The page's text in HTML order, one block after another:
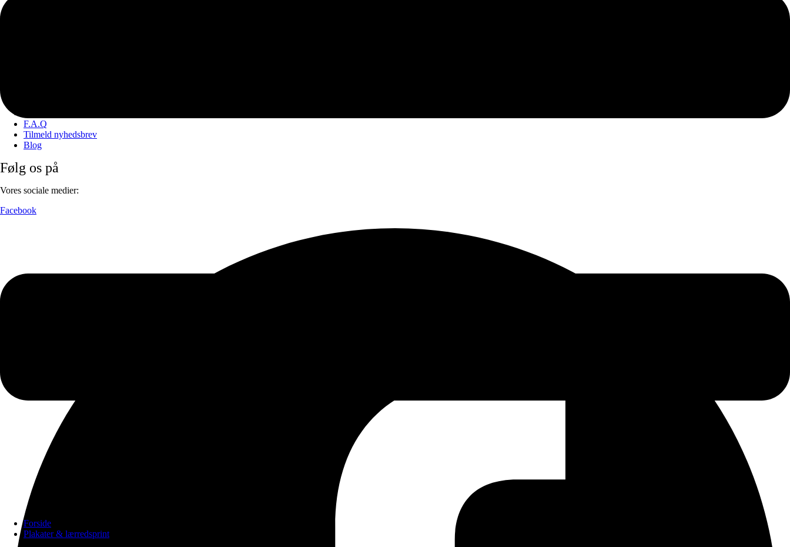
Forside
Plakater & lærredsprint
F.A.Q
Tilmeld nyhedsbrev
Blog
Følg os på
Vores sociale medier:
Facebook